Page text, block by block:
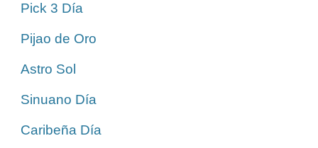
Pick 3 Día
Pijao de Oro
Astro Sol
Sinuano Día
Caribeña Día